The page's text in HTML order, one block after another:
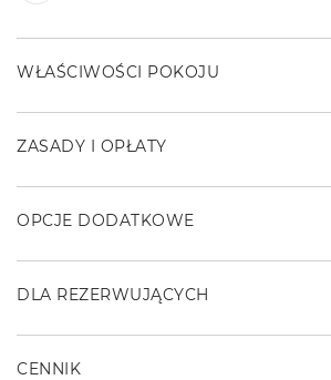
WŁAŚCIWOŚCI POKOJU
ZASADY I OPŁATY
OPCJE DODATKOWE
DLA REZERWUJĄCYCH
CENNIK